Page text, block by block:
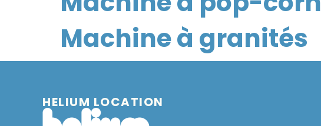
Machine à granités
HELIUM LOCATION